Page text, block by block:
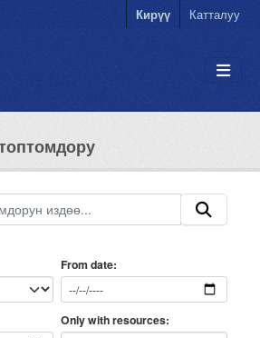
Кирүү Катталуу
From date
Only with resources